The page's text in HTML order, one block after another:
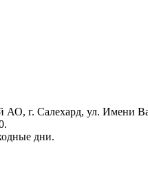
АО, г. Салехард, ул. Имени
дни.